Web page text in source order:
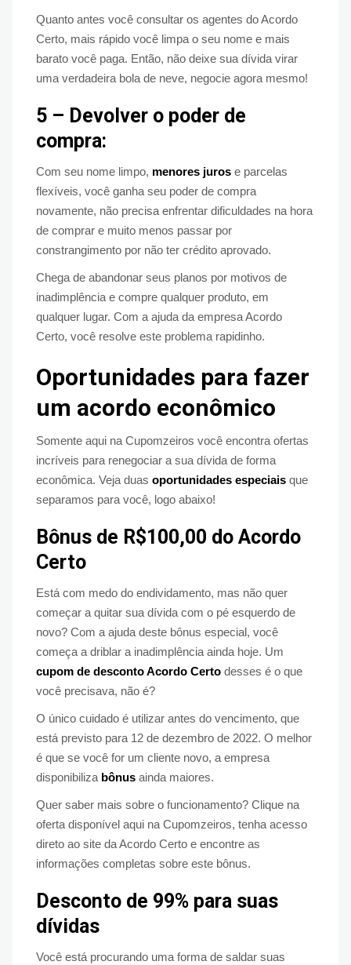
Quanto antes você consultar os agentes do Acordo
Certo, mais rápido você limpa o seu nome e mais
barato você paga. Então, não deixe sua dívida virar
uma verdadeira bola de neve, negocie agora mesmo!
5 – Devolver o poder de
compra:
Com seu nome limpo, menores juros e parcelas
flexíveis, você ganha seu poder de compra
novamente, não precisa enfrentar dificuldades na hora
de comprar e muito menos passar por
constrangimento por não ter crédito aprovado.
Chega de abandonar seus planos por motivos de
inadimplência e compre qualquer produto, em
qualquer lugar. Com a ajuda da empresa Acordo
Certo, você resolve este problema rapidinho.
Oportunidades para fazer
um acordo econômico
Somente aqui na Cupomzeiros você encontra ofertas
incríveis para renegociar a sua dívida de forma
econômica. Veja duas oportunidades especiais que
separamos para você, logo abaixo!
Bônus de R$100,00 do Acordo
Certo
Está com medo do endividamento, mas não quer
começar a quitar sua dívida com o pé esquerdo de
novo? Com a ajuda deste bônus especial, você
começa a driblar a inadimplência ainda hoje. Um
cupom de desconto Acordo Certo desses é o que
você precisava, não é?
O único cuidado é utilizar antes do vencimento, que
está previsto para 12 de dezembro de 2022. O melhor
é que se você for um cliente novo, a empresa
disponibiliza bônus ainda maiores.
Quer saber mais sobre o funcionamento? Clique na
oferta disponível aqui na Cupomzeiros, tenha acesso
direto ao site da Acordo Certo e encontre as
informações completas sobre este bônus.
Desconto de 99% para suas
dívidas
Você está procurando uma forma de saldar suas